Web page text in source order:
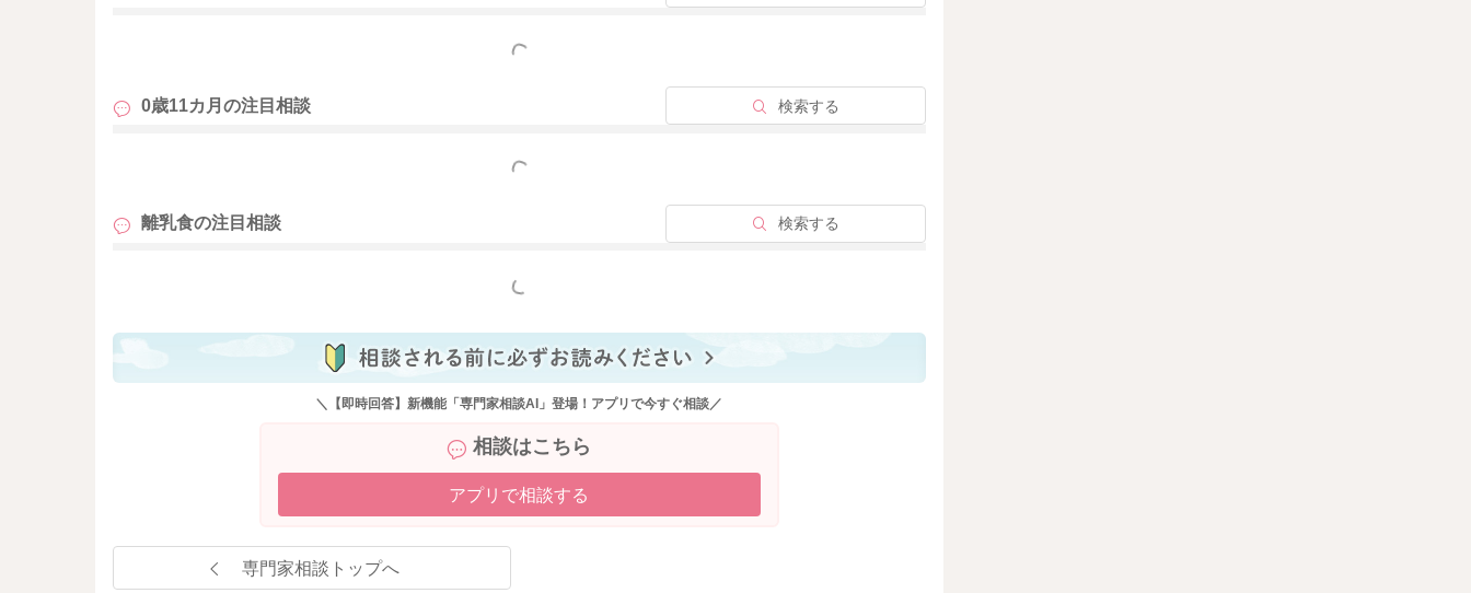
もっと見る
0歳11カ月の注目相談 検索する
もっと見る
離乳食の注目相談 検索する
もっと見る
＼【即時回答】新機能「専門家相談AI」登場！アプリで今すぐ相談／
相談はこちら
アプリで相談する
専門家相談トップへ